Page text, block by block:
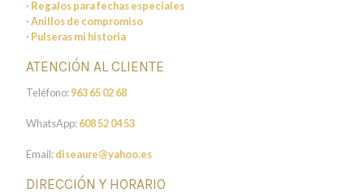
· Regalos para fechas especiales
· Anillos de compromiso
· Pulseras mi historia
ATENCIÓN AL CLIENTE
Teléfono:963 65 02 68
WhatsApp:608 52 04 53
Email:diseaure@yahoo.es
DIRECCIÓN Y HORARIO